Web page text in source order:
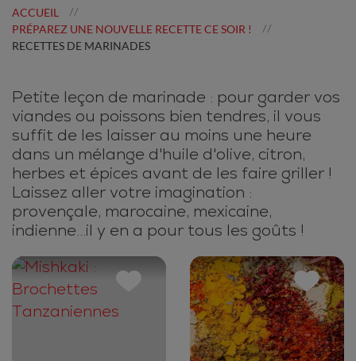
ACCUEIL //
PRÉPAREZ UNE NOUVELLE RECETTE CE SOIR ! //
RECETTES DE MARINADES
Petite leçon de marinade : pour garder vos
viandes ou poissons bien tendres, il vous
suffit de les laisser au moins une heure
dans un mélange d'huile d'olive, citron,
herbes et épices avant de les faire griller !
Laissez aller votre imagination :
provençale, marocaine, mexicaine,
indienne...il y en a pour tous les goûts !